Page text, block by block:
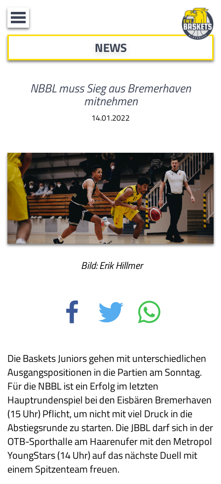
Toggle
navigation
NEWS
NBBL muss Sieg aus Bremerhaven
mitnehmen
14.01.2022
Bild: Erik Hillmer
Die Baskets Juniors gehen mit unterschiedlichen
Ausgangspositionen in die Partien am Sonntag.
Für die NBBL ist ein Erfolg im letzten
Hauptrundenspiel bei den Eisbären Bremerhaven
(15 Uhr) Pflicht, um nicht mit viel Druck in die
Abstiegsrunde zu starten. Die JBBL darf sich in der
OTB-Sporthalle am Haarenufer mit den Metropol
YoungStars (14 Uhr) auf das nächste Duell mit
einem Spitzenteam freuen.